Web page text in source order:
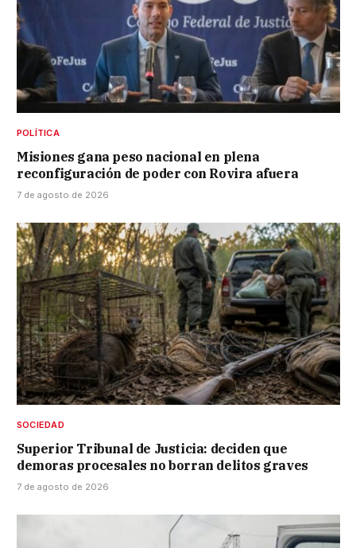
POLÍTICA
Misiones gana peso nacional en plena
reconfiguración de poder con Rovira afuera
7 de agosto de 2026
SOCIEDAD
Superior Tribunal de Justicia: deciden que
demoras procesales no borran delitos graves
7 de agosto de 2026